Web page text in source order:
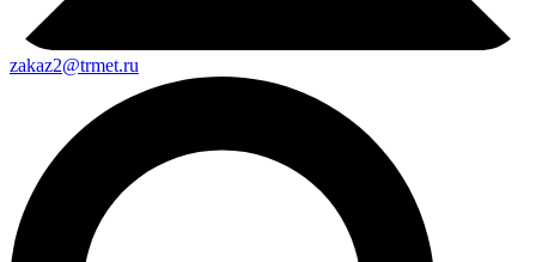
zakaz2@trmet.ru